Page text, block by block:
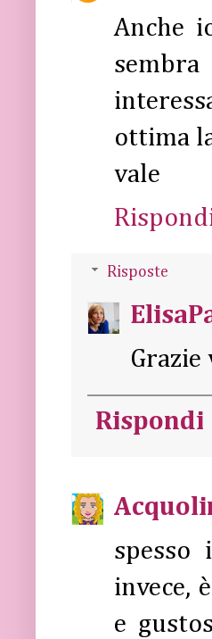
Anche
ottima
vale
Risposte
Grazie
Rispondi
invece,
e